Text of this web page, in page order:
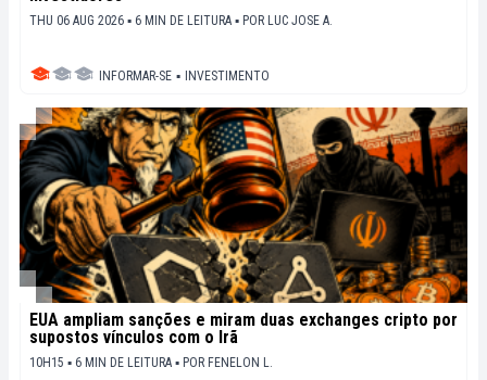
THU 06 AUG 2026 ▪ 6 MIN DE LEITURA ▪ POR LUC JOSE A.
INFORMAR-SE ▪ INVESTIMENTO
EUA ampliam sanções e miram duas exchanges cripto por
supostos vínculos com o Irã
10H15 ▪ 6 MIN DE LEITURA ▪ POR FENELON L.